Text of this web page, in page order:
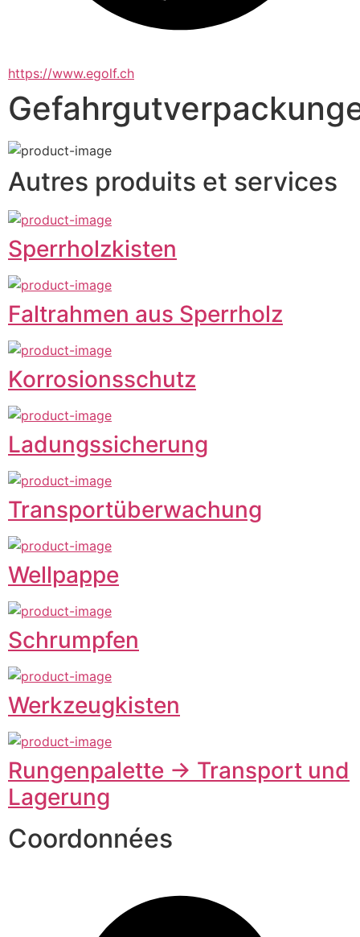
https://www.egolf.ch
Autres produits et services
Sperrholzkisten
Faltrahmen aus Sperrholz
Korrosionsschutz
Ladungssicherung
Transportüberwachung
Wellpappe
Schrumpfen
Werkzeugkisten
Rungenpalette -> Transport und
Lagerung
Coordonnées